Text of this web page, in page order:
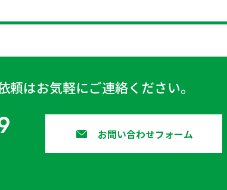
頼はお気軽にご連絡ください。
お問い合わせフォーム